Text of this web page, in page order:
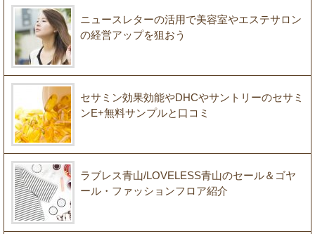
ニュースレターの活用で美容室やエステサロン
の経営アップを狙おう
セサミン効果効能やDHCやサントリーのセサミ
ンE+無料サンプルと口コミ
ラブレス青山/LOVELESS青山のセール＆ゴヤ
ール・ファッションフロア紹介